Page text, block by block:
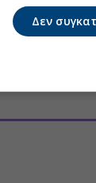
επίκεντρο
στα €14,20
Δεν